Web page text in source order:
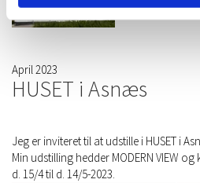
April 2023
HUSET i Asnæs
Jeg er inviteret til at udstille i HUSET i
Min udstilling hedder MODERN VIEW
d. 15/4 til d. 14/5-2023.